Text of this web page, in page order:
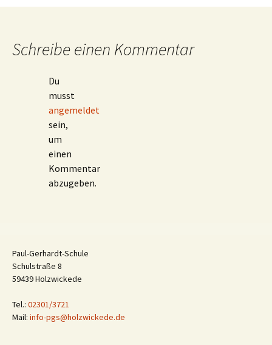
Schreibe einen Kommentar
Du
musst
angemeldet
sein,
um
einen
Kommentar
abzugeben.
Paul-Gerhardt-Schule
Schulstraße 8
59439 Holzwickede
Tel.: 02301/3721
Mail: info-pgs@holzwickede.de